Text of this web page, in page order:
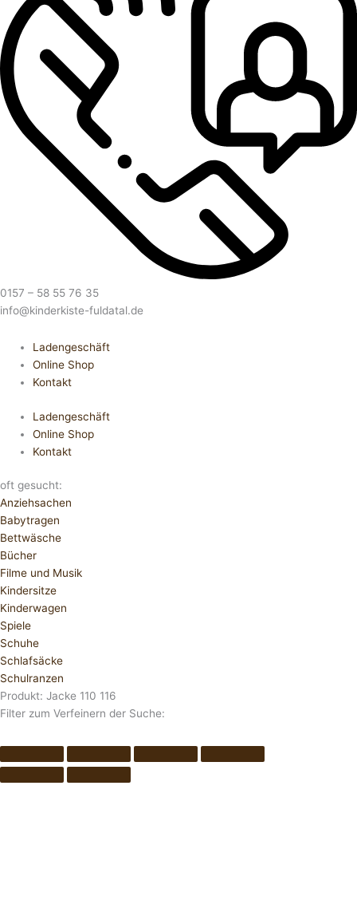
0157 – 58 55 76 35
info@kinderkiste-fuldatal.de
Ladengeschäft
Online Shop
Kontakt
Ladengeschäft
Online Shop
Kontakt
oft gesucht:
Anziehsachen
Babytragen
Bettwäsche
Bücher
Filme und Musik
Kindersitze
Kinderwagen
Spiele
Schuhe
Schlafsäcke
Schulranzen
Produkt: Jacke 110 116
Filter zum Verfeinern der Suche: